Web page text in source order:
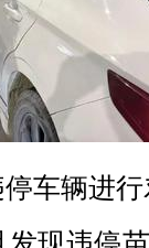
车辆进行